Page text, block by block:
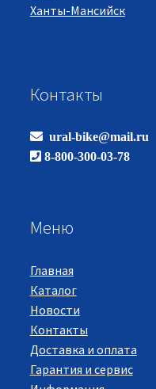
Ханты-Мансийск
Контакты
ural-bike@mail.ru
8-800-300-03-78
Меню
Главная
Каталог
Новости
Контакты
Доставка и оплата
Гарантия и сервис